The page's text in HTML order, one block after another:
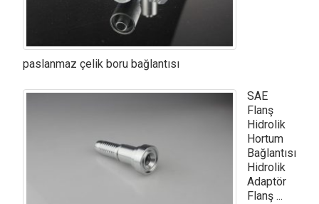
paslanmaz çelik boru bağlantısı
SAE
Flanş
Hidrolik
Hortum
Bağlantısı
Hidrolik
Adaptör
Flanş ...